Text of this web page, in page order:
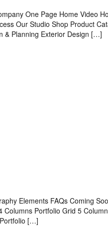
One Page Home Video
Our Studio Shop Product
& Planning Exterior Design […]
Elements FAQs Coming
Portfolio Grid 5
[…]